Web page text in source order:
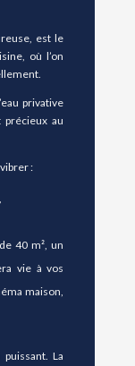
est le
où l’on
privative
au
:
40 m², un
vie à vos
maison,
La